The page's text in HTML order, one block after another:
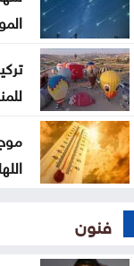
مفوضية الانتخابات
فنون